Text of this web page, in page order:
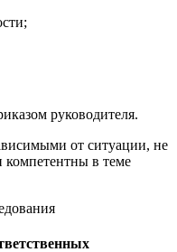
руководителя.
от ситуации, не
в теме